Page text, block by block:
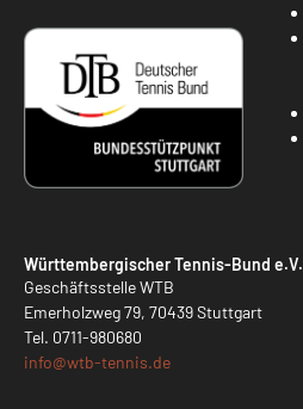
Württembergischer Tennis-Bund e.V.
Geschäftsstelle WTB
Emerholzweg 79, 70439 Stuttgart
Tel. 0711-980680
info@wtb-tennis.de